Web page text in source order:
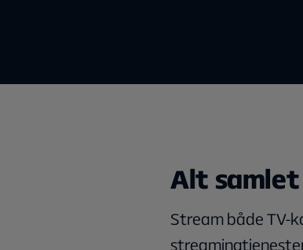
Alt samlet
Stream både TV-